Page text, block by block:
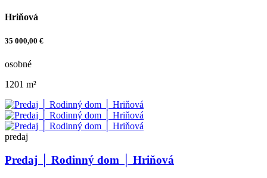
Hriňová
35 000,00 €
osobné
1201 m²
predaj
Predaj │ Rodinný dom │ Hriňová